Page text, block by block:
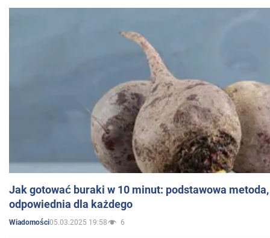
Jak gotować buraki w 10 minut: podstawowa
odpowiednia dla każdego
Wiadomości05.03.2025 19:58 6